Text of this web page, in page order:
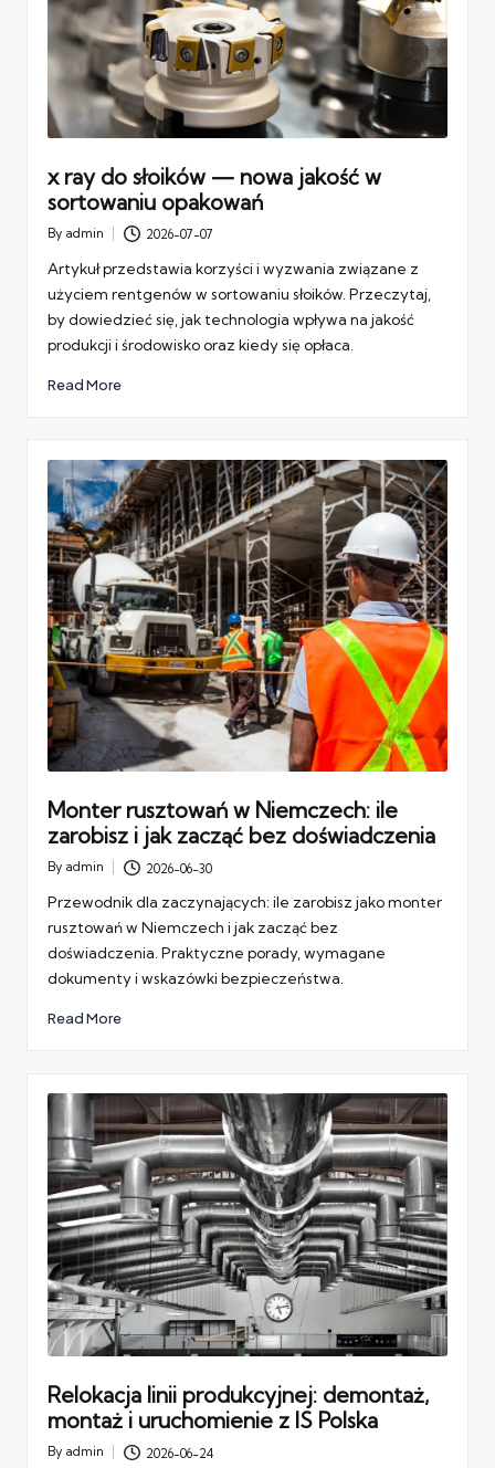
x ray do słoików — nowa jakość w
sortowaniu opakowań
Posted
By admin 2026-07-07
Artykuł przedstawia korzyści i wyzwania związane z
użyciem rentgenów w sortowaniu słoików. Przeczytaj,
by dowiedzieć się, jak technologia wpływa na jakość
produkcji i środowisko oraz kiedy się opłaca.
Read More
Monter rusztowań w Niemczech: ile
zarobisz i jak zacząć bez doświadczenia
Posted
By admin 2026-06-30
Przewodnik dla zaczynających: ile zarobisz jako monter
rusztowań w Niemczech i jak zacząć bez
doświadczenia. Praktyczne porady, wymagane
dokumenty i wskazówki bezpieczeństwa.
Read More
Relokacja linii produkcyjnej: demontaż,
montaż i uruchomienie z IS Polska
Posted
By admin 2026-06-24